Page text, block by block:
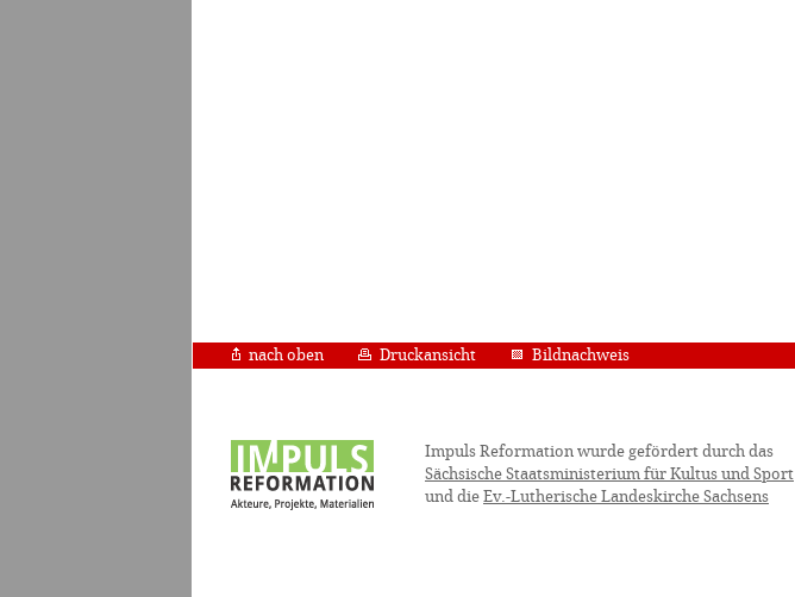
nach oben Druckansicht Bildnachweis
Impuls Reformation wurde gefördert durch das
Sächsische Staatsministerium für Kultus und Sport
und die Ev.-Lutherische Landeskirche Sachsens